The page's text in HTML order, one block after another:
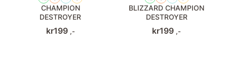
CHAMPION
DESTROYER
kr199 ,-
BLIZZARD CHAMPION
DESTROYER
kr199 ,-